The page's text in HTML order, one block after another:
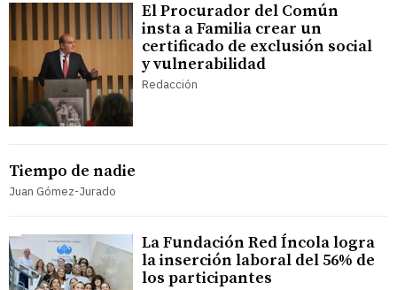
El Procurador del Común
insta a Familia crear un
certificado de exclusión social
y vulnerabilidad
Redacción
Tiempo de nadie
Juan Gómez-Jurado
La Fundación Red Íncola logra
la inserción laboral del 56% de
los participantes